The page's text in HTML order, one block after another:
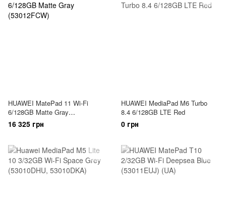
HUAWEI MatePad 11 Wi-Fi
6/128GB Matte Gray
(53012FCW)
16 325 грн
HUAWEI MediaPad M6 Turbo
8.4 6/128GB LTE Red
0 грн